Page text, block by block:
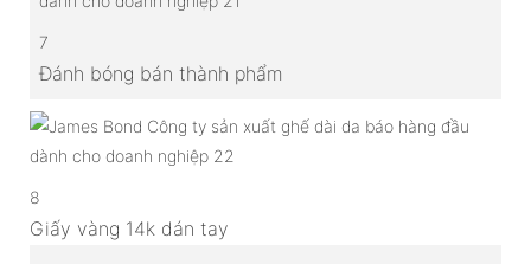
7
Đánh bóng bán thành phẩm
8
Giấy vàng 14k dán tay